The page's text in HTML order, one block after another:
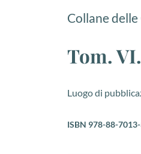
Collane
Tom.
Luogo di
ISBN 978-88-